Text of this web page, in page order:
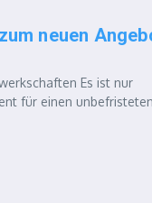
neuen
Es ist nur
für einen